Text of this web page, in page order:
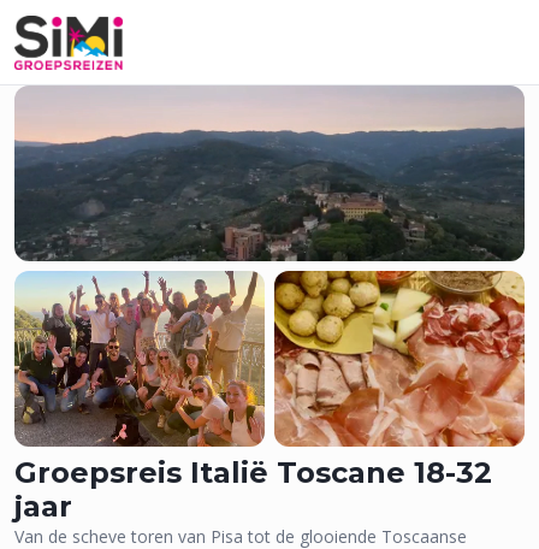
178 Foto's
Groepsreis Italië Toscane 18-32
jaar
Van de scheve toren van Pisa tot de glooiende Toscaanse